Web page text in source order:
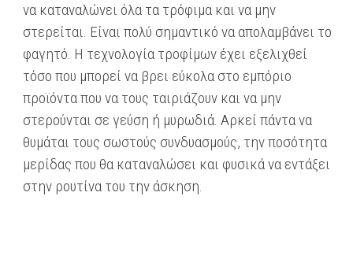
να καταναλώνει όλα τα τρόφιμα και να μην
στερείται. Είναι πολύ σημαντικό να απολαμβάνει το
φαγητό. Η τεχνολογία τροφίμων έχει εξελιχθεί
τόσο που μπορεί να βρει εύκολα στο εμπόριο
προϊόντα που να τους ταιριάζουν και να μην
στερούνται σε γεύση ή μυρωδιά. Αρκεί πάντα να
θυμάται τους σωστούς συνδυασμούς, την ποσότητα
μερίδας που θα καταναλώσει και φυσικά να εντάξει
στην ρουτίνα του την άσκηση.